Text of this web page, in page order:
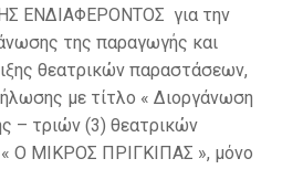
ΕΝΔΙΑΦΕΡΟΝΤΟΣ για την
της παραγωγής και
θεατρικών παραστάσεων,
με τίτλο « Διοργάνωση
– τριών (3) θεατρικών
Ο ΜΙΚΡΟΣ ΠΡΙΓΚΙΠΑΣ », μόνο